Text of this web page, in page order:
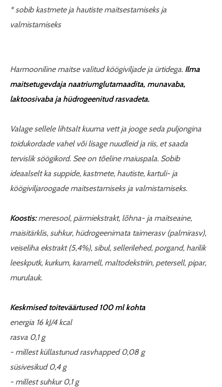
* sobib kastmete ja hautiste maitsestamiseks ja
valmistamiseks
Harmooniline maitse valitud köögiviljade ja ürtidega. Ilma
maitsetugevdaja naatriumglutamaadita, munavaba,
laktoosivaba ja hüdrogeenitud rasvadeta.
Valage sellele lihtsalt kuuma vett ja jooge seda puljongina
toidukordade vahel või lisage nuudleid ja riis, et saada
tervislik söögikord. See on tõeline maiuspala. Sobib
ideaalselt ka suppide, kastmete, hautiste, kartuli- ja
köögiviljaroogade maitsestamiseks ja valmistamiseks.
Koostis:meresool, pärmiekstrakt, lõhna- ja maitseaine,
maisitärklis, suhkur, hüdrogeenimata taimerasv (palmirasv),
veiseliha ekstrakt (5,4%), sibul, sellerilehed, porgand, harilik
leeskputk, kurkum, karamell, maltodekstriin, petersell, pipar,
murulauk.
Keskmised toiteväärtused 100 ml kohta
energia 16 kJ/4 kcal
rasva 0,1 g
- millest küllastunud rasvhapped 0,08 g
süsivesikud 0,4 g
- millest suhkur 0,1 g